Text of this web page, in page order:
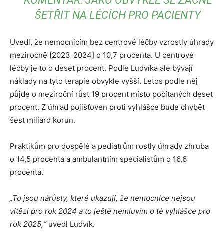
ŠETŘIT NA LÉCÍCH PRO PACIENTY
Uvedl, že nemocnicím bez centrové léčby vzrostly úhrady
meziročně [2023-2024] o 10,7 procenta. U centrové
léčby je to o deset procent. Podle Ludvíka ale bývají
náklady na tyto terapie obvykle vyšší. Letos podle něj
půjde o meziroční růst 19 procent místo počítaných deset
procent. Z úhrad pojišťoven proti vyhlášce bude chybět
šest miliard korun.
Praktikům pro dospělé a pediatrům rostly úhrady zhruba
o 14,5 procenta a ambulantním specialistům o 16,6
procenta.
„To jsou nárůsty, které ukazují, že nemocnice nejsou
vítězi pro rok 2024 a to ještě nemluvím o té vyhlášce pro
rok 2025,“uvedl Ludvík.